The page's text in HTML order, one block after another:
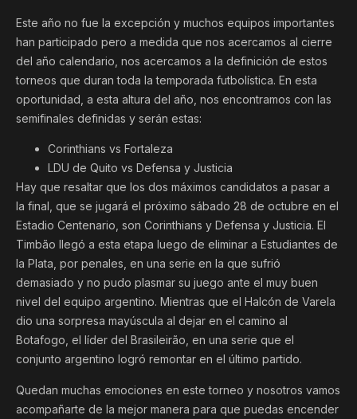
Este año no fue la excepción y muchos equipos importantes
han participado pero a medida que nos acercamos al cierre
del año calendario, nos acercamos a la definición de estos
torneos que duran toda la temporada futbolística. En esta
oportunidad, a esta altura del año, nos encontramos con las
semifinales definidas y serán estas:
Corinthians vs Fortaleza
LDU de Quito vs Defensa y Justicia
Hay que resaltar que los dos máximos candidatos a pasar a
la final, que se jugará el próximo sábado 28 de octubre en el
Estadio Centenario, son Corinthians y Defensa y Justicia. El
Timbão llegó a esta etapa luego de eliminar a Estudiantes de
la Plata, por penales, en una serie en la que sufrió
demasiado y no pudo plasmar su juego ante el muy buen
nivel del equipo argentino. Mientras que el Halcón de Varela
dio una sorpresa mayúscula al dejar en el camino al
Botafogo, el líder del Brasileirão, en una serie que el
conjunto argentino logró remontar en el último partido.
Quedan muchas emociones en este torneo y nosotros vamos
acompañarte de la mejor manera para que puedas encender